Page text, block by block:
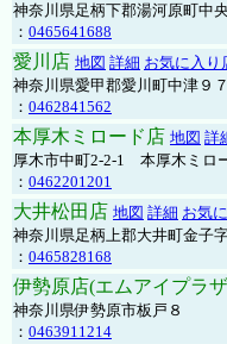
神奈川県足柄下郡湯河原町中
： 0465641688
愛川店 地図 詳細 お気に入り
神奈川県愛甲郡愛川町中津９
： 0462841562
本厚木ミロード店 地図 詳
厚木市中町2-2-1 本厚木ミロ
： 0462201201
大井松田店 地図 詳細 お気
神奈川県足柄上郡大井町金子
： 0465828168
伊勢原店(エムアイプラ
神奈川県伊勢原市板戸８
： 0463911214